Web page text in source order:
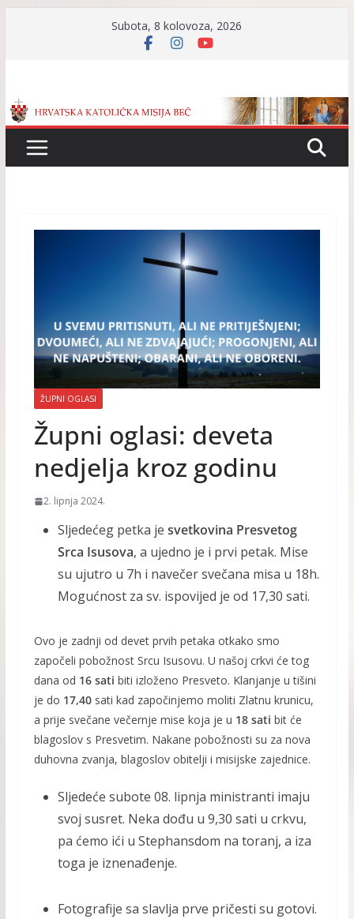
Subota, 8 kolovoza, 2026
ŽUPNI OGLASI
Župni oglasi: deveta
nedjelja kroz godinu
2. lipnja 2024.
Sljedećeg petka je svetkovina Presvetog
Srca Isusova, a ujedno je i prvi petak. Mise
su ujutro u 7h i navečer svečana misa u 18h.
Mogućnost za sv. ispovijed je od 17,30 sati.
Ovo je zadnji od devet prvih petaka otkako smo
započeli pobožnost Srcu Isusovu. U našoj crkvi će tog
dana od 16 sati biti izloženo Presveto. Klanjanje u tišini
je do 17,40sati kad započinjemo moliti Zlatnu krunicu,
a prije svečane večernje mise koja je u 18 sati bit će
blagoslov s Presvetim. Nakane pobožnosti su za nova
duhovna zvanja, blagoslov obitelji i misijske zajednice.
Sljedeće subote 08. lipnja ministranti imaju
svoj susret. Neka dođu u 9,30 sati u crkvu,
pa ćemo ići u Stephansdom na toranj, a iza
toga je iznenađenje.
Fotografije sa slavlja prve pričesti su gotovi.